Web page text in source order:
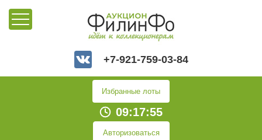
+7-921-759-03-84
Избранные лоты
09:17:56
Авторизоваться